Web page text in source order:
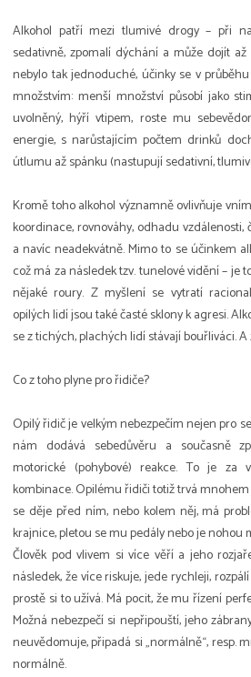
Alkohol patří mezi tlumivé drogy – při
sedativně, zpomalí dýchání a může dojít
nebylo tak jednoduché, účinky se v
množstvím: menší množství působí jako
uvolněný, hýří vtipem, roste mu
energie, s narůstajícím počtem drinků
útlumu až spánku (nastupují sedativní,
Kromě toho alkohol významně ovlivňuje
koordinace, rovnováhy, odhadu
a navíc neadekvátně. Mimo to se účinkem
což má za následek tzv. tunelové vidění – je
nějaké roury. Z myšlení se vytratí
opilých lidí jsou také časté sklony k agresi.
se z tichých, plachých lidí stávají bouřliváci.
Co z toho plyne pro řidiče?
Opilý řidič je velkým nebezpečím nejen pro
nám dodává sebedůvěru a současně
motorické (pohybové) reakce. To je za
kombinace. Opilému řidiči totiž trvá
se děje před ním, nebo kolem něj, má
krajnice, pletou se mu pedály nebo je nohou
Člověk pod vlivem si více věří a jeho
následek, že více riskuje, jede rychleji,
prostě si to užívá. Má pocit, že mu řízení
Možná nebezpečí si nepřipouští, jeho
neuvědomuje, připadá si „normálně“, resp.
normálně.